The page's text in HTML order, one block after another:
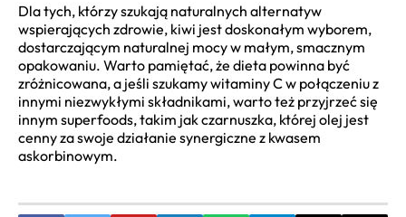
Dla tych, którzy szukają naturalnych alternatyw
wspierających zdrowie, kiwi jest doskonałym wyborem,
dostarczającym naturalnej mocy w małym, smacznym
opakowaniu. Warto pamiętać, że dieta powinna być
zróżnicowana, a jeśli szukamy witaminy C w połączeniu z
innymi niezwykłymi składnikami, warto też przyjrzeć się
innym superfoods, takim jak czarnuszka, której olej jest
cenny za swoje działanie synergiczne z kwasem
askorbinowym.